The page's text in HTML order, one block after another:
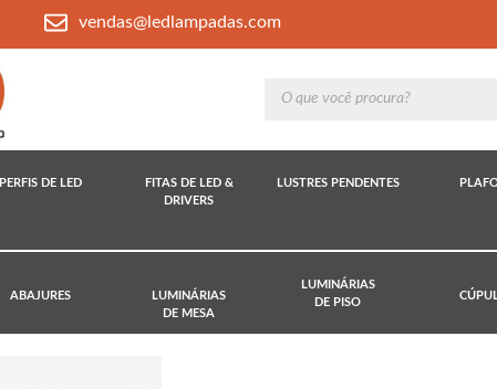
vendas@ledlampadas.com
PERFIS DE LED
FITAS DE LED &
DRIVERS
LUSTRES PENDENTES
ABAJURES
LUMINÁRIAS
DE MESA
LUMINÁRIAS
DE PISO